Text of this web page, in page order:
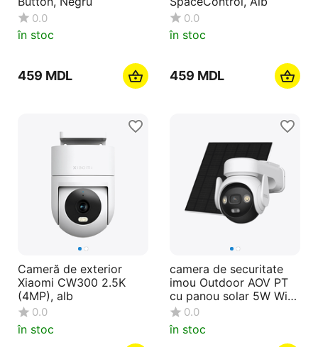
0.0
în stoc
‍459‍ MDL
0.0
în stoc
‍459‍ MDL
Cameră de exterior
Xiaomi CW300 2.5K
(4MP), alb
0.0
în stoc
camera de securitate
imou Outdoor AOV PT
cu panou solar 5W Wi-
Fi+4G 3K 5MP, alb
0.0
în stoc